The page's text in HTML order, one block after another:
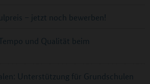
– jetzt noch bewerben!
und Qualität beim
Unterstützung für Grundschulen